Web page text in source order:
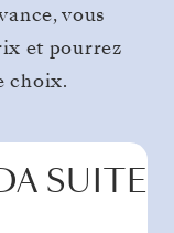
vous
et pourrez
choix.
SUITE